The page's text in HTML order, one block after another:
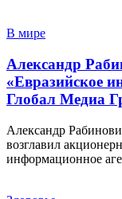
В мире
Александр
«Евразийское
Глобал Медиа
Александр
возглавил
информационное